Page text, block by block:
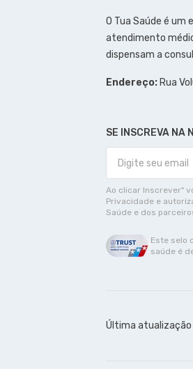
O Tua Saúde é
atendimento
dispensam a
Endereço: Rua
SE INSCREVA NA
Ao clicar Inscrever"
Privacidade e
Saúde e dos
Este selo
saúde é
Última